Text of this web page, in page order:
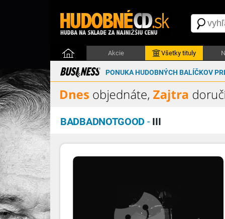
Akcie Všetky tituly
PONUKA HUDOBNÝCH BALÍČKOV
BADBADNOTGOOD - III